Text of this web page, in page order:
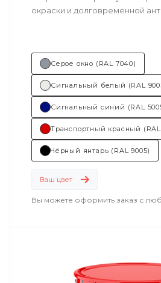
окраски и долговременной
техники, общественного
железнодорожного
металлических конструкций.
Техническое описаниепо
Состав (тип связующего): ПУ
Основные отрасли применения:
машиностроение
дорожно-строительная
Серое окно (RAL 7040)
Сигнальный белый (RAL
Сигнальный синий (RAL
Транспортный красный (RAL
Чёрный янтарь (RAL 9005)
Ваш цвет
Вы можете оформить заказ с